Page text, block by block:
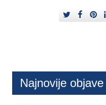
Najnovije objave